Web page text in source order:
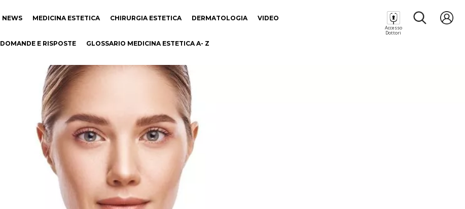
NEWS MEDICINA ESTETICA CHIRURGIA ESTETICA DERMATOLOGIA VIDEO
DOMANDE E RISPOSTE GLOSSARIO MEDICINA ESTETICA A- Z
Accesso
Dottori